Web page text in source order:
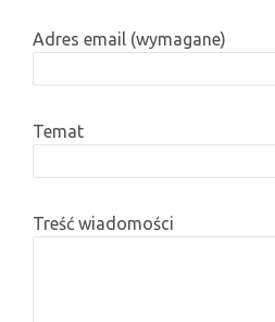
Adres email (wymagane)
Temat
Treść wiadomości